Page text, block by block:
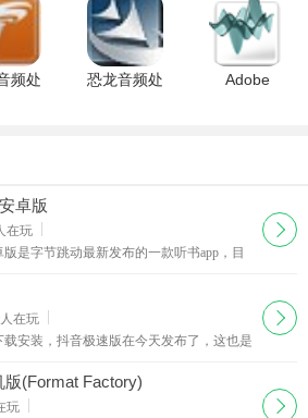
色版
Naturpic
Audio
Editorv2.0
免费版
官方版
频处
恐龙音频处
Adobe
卓版
在玩
版是字节跳动最新发布的一款听书app，目
”，方便又健康，还有专属的声音
下载
人在玩
载安装，抖音极速版在今天发布了，这也是
越多。邀请好友也能赚红包
下载
(Format Factory)
玩
下载